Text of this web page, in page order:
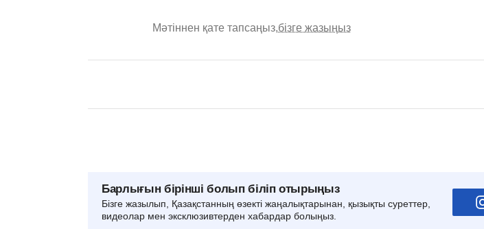
Мәтіннен қате тапсаңыз,бізге жазыңыз
Барлығын бірінші болып біліп отырыңыз
Бізге жазылып, Қазақстанның өзекті жаңалықтарынан, қызықты суреттер,
видеолар мен эксклюзивтерден хабардар болыңыз.